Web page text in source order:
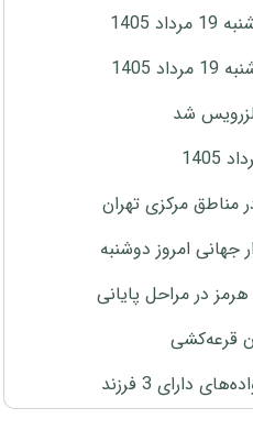
شد
مناطق مرکزی تهران
جهانی امروز دوشنبه
هرمز در مراحل پایانی